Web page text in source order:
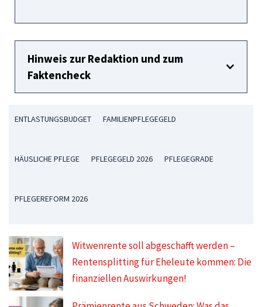
Hinweis zur Redaktion und zum
Faktencheck
ENTLASTUNGSBUDGET FAMILIENPFLEGEGELD
HÄUSLICHE PFLEGE PFLEGEGELD 2026 PFLEGEGRADE
PFLEGEREFORM 2026
Witwenrente soll abgeschafft werden –
Rentensplitting für Eheleute kommen: Die
finanziellen Auswirkungen!